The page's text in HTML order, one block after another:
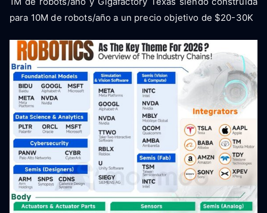
para 10M de robots/año a un precio objetivo de $20-30K